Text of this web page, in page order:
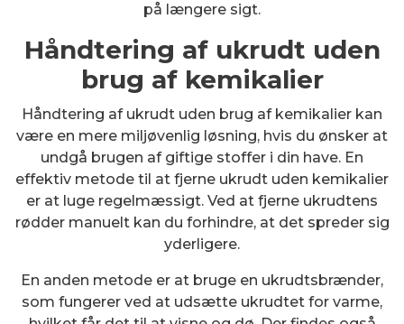
på længere sigt.
Håndtering af ukrudt uden
brug af kemikalier
Håndtering af ukrudt uden brug af kemikalier kan
være en mere miljøvenlig løsning, hvis du ønsker at
undgå brugen af giftige stoffer i din have. En
effektiv metode til at fjerne ukrudt uden kemikalier
er at luge regelmæssigt. Ved at fjerne ukrudtens
rødder manuelt kan du forhindre, at det spreder sig
yderligere.
En anden metode er at bruge en ukrudtsbrænder,
som fungerer ved at udsætte ukrudtet for varme,